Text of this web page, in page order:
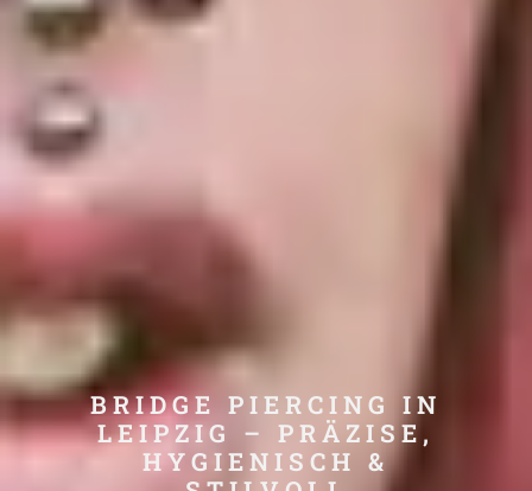
BRIDGE PIERCING IN
LEIPZIG – PRÄZISE,
HYGIENISCH &